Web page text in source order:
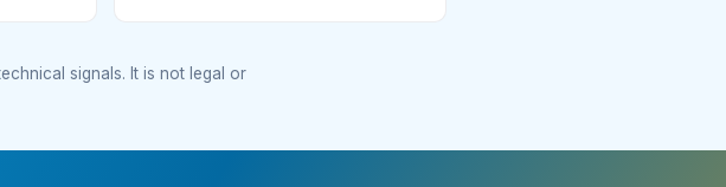
signals. It is not legal or